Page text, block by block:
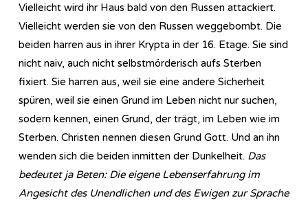
Vielleicht wird ihr Haus bald von den Russen attackiert.
Vielleicht werden sie von den Russen weggebombt. Die
beiden harren aus in ihrer Krypta in der 16. Etage. Sie sind
nicht naiv, auch nicht selbstmörderisch aufs Sterben
fixiert. Sie harren aus, weil sie eine andere Sicherheit
spüren, weil sie einen Grund im Leben nicht nur suchen,
sodern kennen, einen Grund, der trägt, im Leben wie im
Sterben. Christen nennen diesen Grund Gott. Und an ihn
wenden sich die beiden inmitten der Dunkelheit. Das
bedeutet ja Beten: Die eigene Lebenserfahrung im
Angesicht des Unendlichen und des Ewigen zur Sprache